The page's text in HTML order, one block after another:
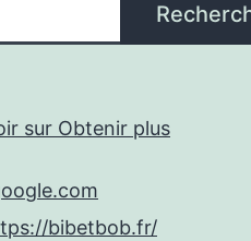
sur Obtenir plus
bibetbob.fr/